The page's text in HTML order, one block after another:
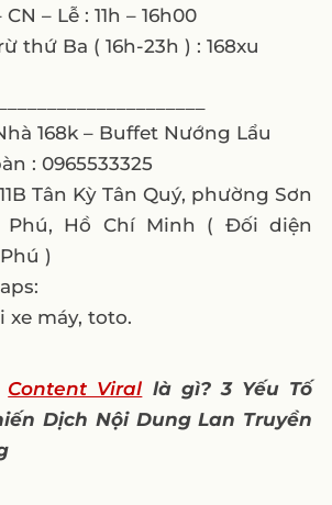
– Lễ : 11h – 16h00
thứ Ba ( 16h-23h ) : 168xu
168k – Buffet Nướng Lẩu
: 0965533325
Tân Kỳ Tân Quý, phường Sơn
Phú, Hồ Chí Minh ( Đối diện
)
xe máy, toto.
Content Viral là gì? 3 Yếu Tố
Dịch Nội Dung Lan Truyền